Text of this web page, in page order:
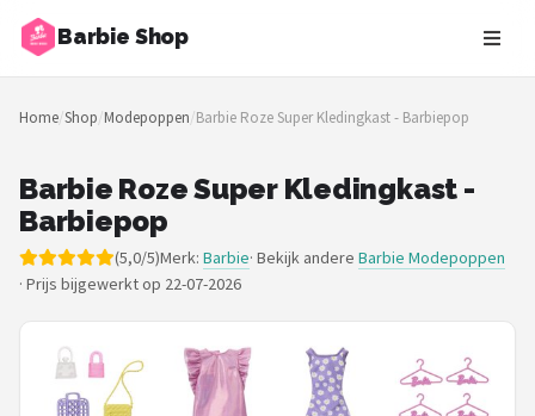
Barbie Shop
Zoeken
NAVIGATIE
Merken
Blog
Barbies
Poppen
Home/Shop/Modepoppen/Barbie Roze Super Kledingkast - Barbiepop
Barbie Roze Super Kledingkast -
Barbiepop
(5,0/5)Merk: Barbie· Bekijk andere Barbie Modepoppen
· Prijs bijgewerkt op 22-07-2026